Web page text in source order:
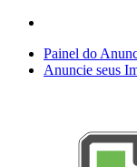
Painel do
Anuncie seus